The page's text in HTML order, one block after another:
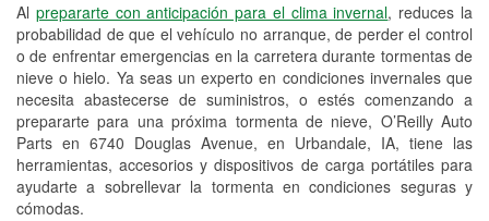
Al prepararte con anticipación para el clima invernal, reduces la
probabilidad de que el vehículo no arranque, de perder el control
o de enfrentar emergencias en la carretera durante tormentas de
nieve o hielo. Ya seas un experto en condiciones invernales que
necesita abastecerse de suministros, o estés comenzando a
prepararte para una próxima tormenta de nieve, O’Reilly Auto
Parts en 6740 Douglas Avenue, en Urbandale, IA, tiene las
herramientas, accesorios y dispositivos de carga portátiles para
ayudarte a sobrellevar la tormenta en condiciones seguras y
cómodas.
Snowstorm Supplies
Tornado Supplies
Conoce más